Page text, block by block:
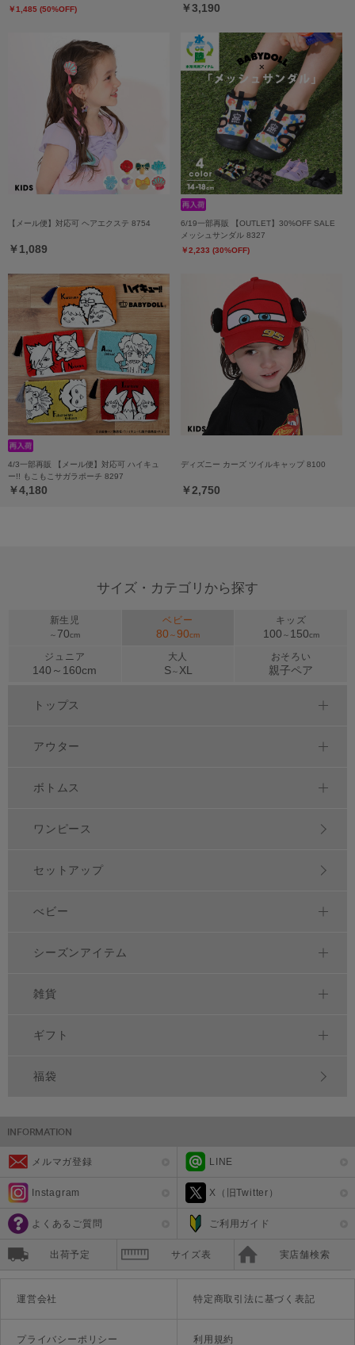
￥1,485 (50%OFF)
￥3,190
【メール便】対応可 ヘアエクステ 8754
￥1,089
6/19一部再販 【OUTLET】30%OFF SALE
メッシュサンダル 8327
￥2,233 (30%OFF)
4/3一部再販 【メール便】対応可 ハイキュ
ー!! もこもこサガラポーチ 8297
￥4,180
ディズニー カーズ ツイルキャップ 8100
￥2,750
サイズ・カテゴリから探す
新生児
～ 70cm
ベビー
80 ～90cm
キッズ
100 ～ 150cm
ジュニア
140～ 160cm
大人
S～ XL
おそろい
親子ペア
トップス
アウター
ボトムス
ワンピース
セットアップ
べビー
シーズンアイテム
雑貨
ギフト
福袋
メルマガ登録 LINE
Instagram X（旧Twitter）
よくあるご質問 ご利用ガイド
出荷予定 サイズ表 実店舗検索
運営会社 特定商取引法に基づく表記
プライバシーポリシー 利用規約